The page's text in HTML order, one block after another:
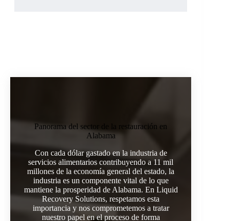
Panorama del sector de la restauración en
Alabama
Con cada dólar gastado en la industria de
servicios alimentarios contribuyendo a 11 mil
millones de la economía general del estado, la
industria es un componente vital de lo que
mantiene la prosperidad de Alabama. En Liquid
Recovery Solutions, respetamos esta
importancia y nos comprometemos a tratar
nuestro papel en el proceso de forma